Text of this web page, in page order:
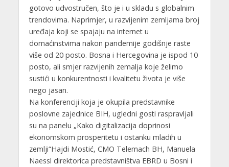
gotovo udvostručen, što je i u skladu s globalnim
trendovima. Naprimjer, u razvijenim zemljama broj
uređaja koji se spajaju na internet u
domaćinstvima nakon pandemije godišnje raste
više od 20 posto. Bosna i Hercegovina je ispod 10
posto, ali smjer razvijenih zemalja koje želimo
sustići u konkurentnosti i kvalitetu života je više
nego jasan.
Na konferenciji koja je okupila predstavnike
poslovne zajednice BIH, ugledni gosti raspravljali
su na panelu „Kako digitalizacija doprinosi
ekonomskom prosperitetu i ostanku mladih u
zemlji“Hajdi Mostić, CMO Telemach BH, Manuela
Naessl direktorica predstavništva EBRD u Bosni i